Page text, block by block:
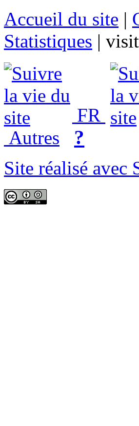
Accueil du site |
Statistiques |
FR
Autres
?
Site réalisé avec